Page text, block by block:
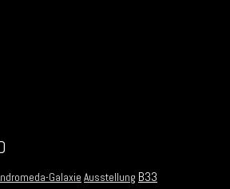
Galaxie Ausstellung B33